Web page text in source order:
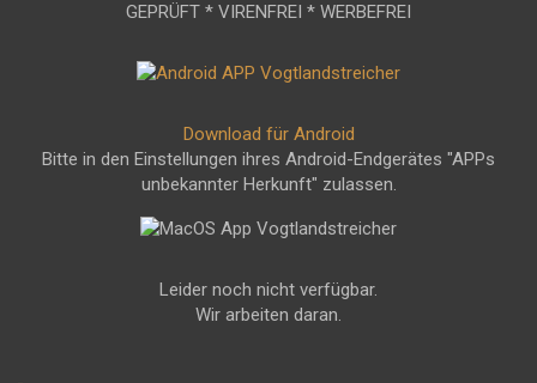
GEPRÜFT * VIRENFREI * WERBEFREI
Download für Android
Bitte in den Einstellungen ihres Android-Endgerätes "APPs
unbekannter Herkunft" zulassen.
Leider noch nicht verfügbar.
Wir arbeiten daran.